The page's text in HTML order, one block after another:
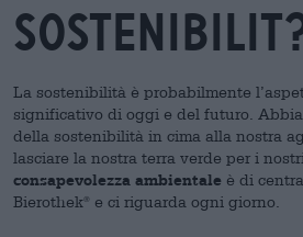
La sostenibilità è probabilmente
significativo di oggi e del futuro.
della sostenibilità in cima alla nostra
lasciare la nostra terra verde per i
consapevolezza ambientale è di
Bierothek® e ci riguarda ogni giorno.